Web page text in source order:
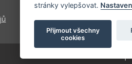
stránky vylepšovat.
Přijmout všechny
cookies